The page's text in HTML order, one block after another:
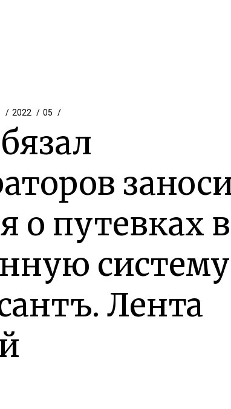
2022 05
о путевках в
систему
Лента